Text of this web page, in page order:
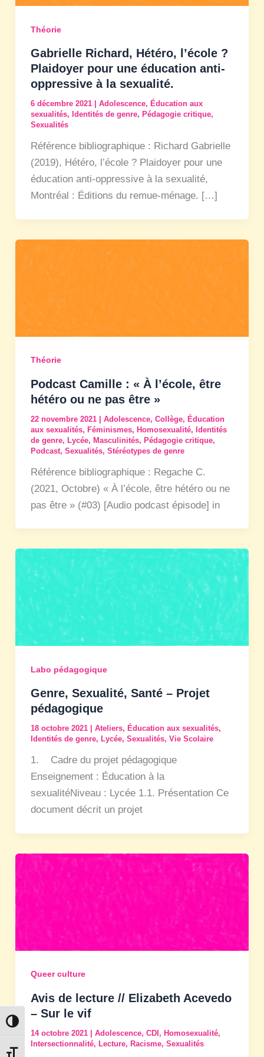
Passer en contraste élevé
Changer la taille de la police
Théorie
Gabrielle Richard, Hétéro, l’école ?
Plaidoyer pour une éducation anti-
oppressive à la sexualité.
6 décembre 2021 Adolescence, Éducation aux
sexualités, Identités de genre, Pédagogie critique,
Sexualités
Référence bibliographique : Richard Gabrielle
(2019), Hétéro, l’école ? Plaidoyer pour une
éducation anti-oppressive à la sexualité,
Montréal : Éditions du remue-ménage. […]
Théorie
Podcast Camille : « À l’école, être
hétéro ou ne pas être »
22 novembre 2021 Adolescence, Collège, Éducation
aux sexualités, Féminismes, Homosexualité, Identités
de genre, Lycée, Masculinités, Pédagogie critique,
Podcast, Sexualités, Stéréotypes de genre
Référence bibliographique : Regache C.
(2021, Octobre) « À l’école, être hétéro ou ne
pas être » (#03) [Audio podcast épisode] in
Labo pédagogique
Genre, Sexualité, Santé – Projet
pédagogique
18 octobre 2021 Ateliers, Éducation aux sexualités,
Identités de genre, Lycée, Sexualités, Vie Scolaire
1. Cadre du projet pédagogique
Enseignement : Éducation à la
sexualitéNiveau : Lycée 1.1. Présentation Ce
document décrit un projet
Queer culture
Avis de lecture // Elizabeth Acevedo
– Sur le vif
14 octobre 2021 Adolescence, CDI , Homosexualité,
Intersectionnalité, Lecture, Racisme, Sexualités